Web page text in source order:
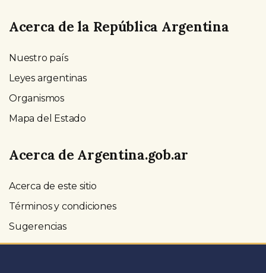
Acerca de la República Argentina
Nuestro país
Leyes argentinas
Organismos
Mapa del Estado
Acerca de Argentina.gob.ar
Acerca de este sitio
Términos y condiciones
Sugerencias